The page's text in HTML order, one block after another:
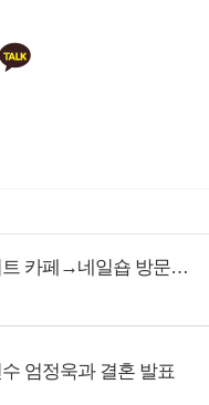
트 카페→네일숍 방문…
엄정욱과 결혼 발표